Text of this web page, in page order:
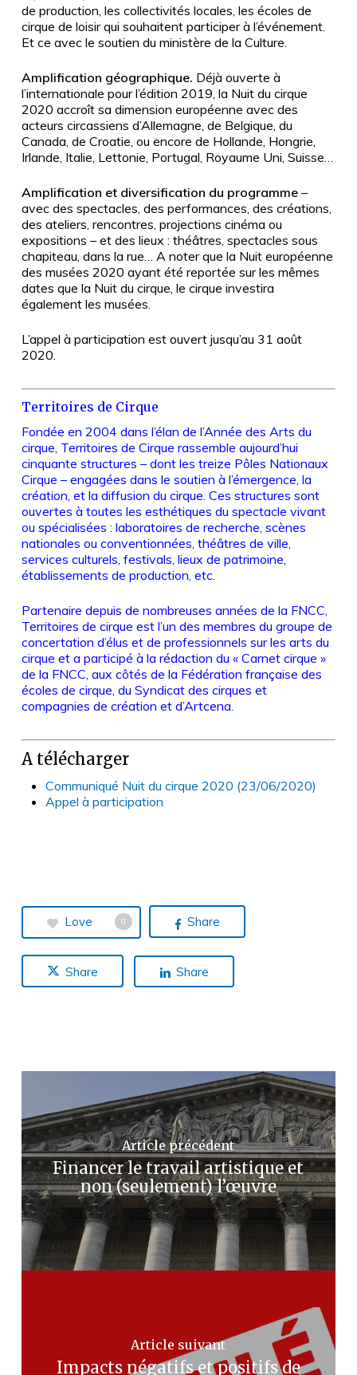
de production, les collectivités locales, les écoles de
cirque de loisir qui souhaitent participer à l’événement.
Et ce avec le soutien du ministère de la Culture.
Amplification géographique. Déjà ouverte à
l’internationale pour l’édition 2019, la Nuit du cirque
2020 accroît sa dimension européenne avec des
acteurs circassiens d’Allemagne, de Belgique, du
Canada, de Croatie, ou encore de Hollande, Hongrie,
Irlande, Italie, Lettonie, Portugal, Royaume Uni, Suisse…
Amplification et diversification du programme–
avec des spectacles, des performances, des créations,
des ateliers, rencontres, projections cinéma ou
expositions – et des lieux : théâtres, spectacles sous
chapiteau, dans la rue… A noter que la Nuit européenne
des musées 2020 ayant été reportée sur les mêmes
dates que la Nuit du cirque, le cirque investira
également les musées.
L’appel à participation est ouvert jusqu’au 31 août
2020.
Territoires de Cirque
Fondée en 2004 dans l’élan de l’Année des Arts du
cirque, Territoires de Cirque rassemble aujourd’hui
cinquante structures – dont les treize Pôles Nationaux
Cirque – engagées dans le soutien à l’émergence, la
création, et la diffusion du cirque. Ces structures sont
ouvertes à toutes les esthétiques du spectacle vivant
ou spécialisées : laboratoires de recherche, scènes
nationales ou conventionnées, théâtres de ville,
services culturels, festivals, lieux de patrimoine,
établissements de production, etc.
Partenaire depuis de nombreuses années de la FNCC,
Territoires de cirque est l’un des membres du groupe de
concertation d’élus et de professionnels sur les arts du
cirque et a participé à la rédaction du « Carnet cirque »
de la FNCC, aux côtés de la Fédération française des
écoles de cirque, du Syndicat des cirques et
compagnies de création et d’Artcena.
A télécharger
Communiqué Nuit du cirque 2020 (23/06/2020)
Appel à participation
Love 0 Share
Share Share
Article précédent
Financer le travail artistique et
non (seulement) l’œuvre
Article suivant
Impacts négatifs et positifs de